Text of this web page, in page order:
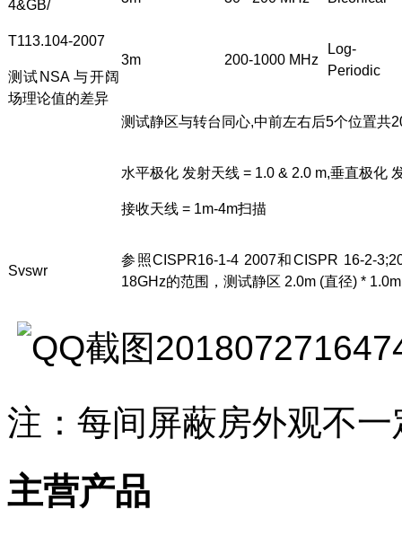
4&GB/
T113.104-2007
测试 NSA与开阔
场理论值的差异
3m 200-1000 MHz
Log-
Periodic
测试静区与转台同心,中前左右后5个位置共
水平极化 发射天线 = 1.0 & 2.0 m,垂直极化
接收天线 = 1m-4m扫描
Svswr
参照CISPR16-1-4 2007和CISPR 16-2-
18GHz的范围，测试静区 2.0m (直径) *
注：每间屏蔽房外观不
主营产品